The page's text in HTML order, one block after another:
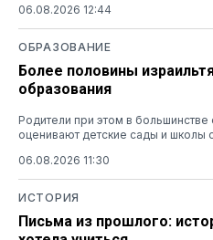
06.08.2026 12:44
ОБРАЗОВАНИЕ
Более половины
образования
Родители при этом в
оценивают детские сады и школы
06.08.2026 11:30
ИСТОРИЯ
Письма из прошлого: